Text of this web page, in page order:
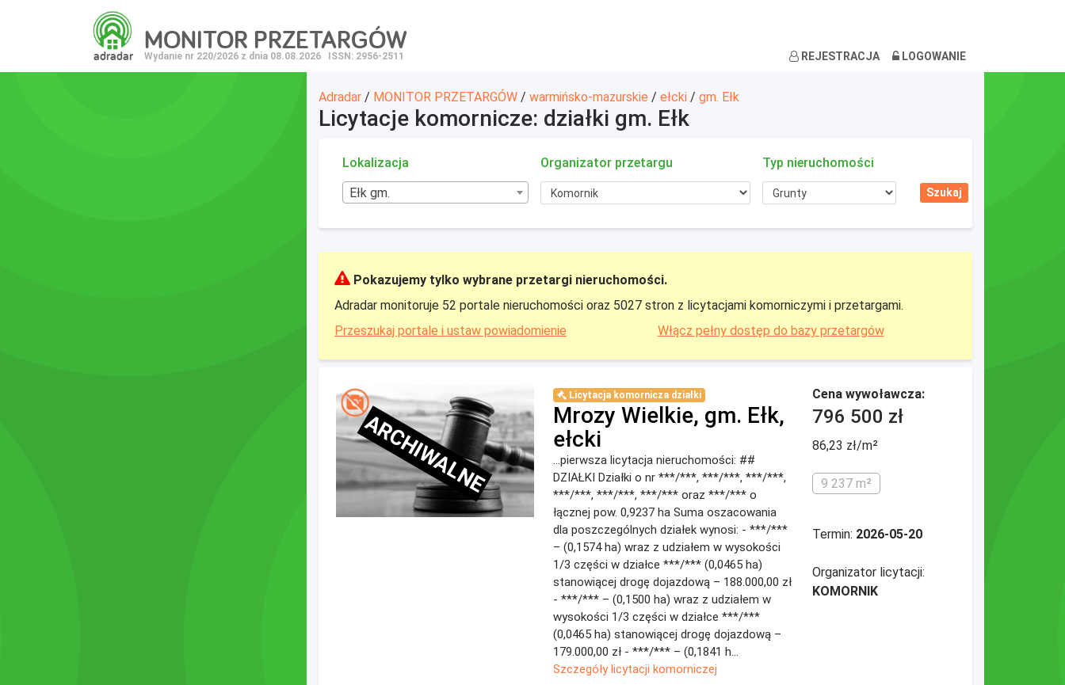
adradar
MONITOR PRZETARGÓW
Wydanie nr 220/2026 z dnia 08.08.2026 ISSN: 2956-2511 REJESTRACJA LOGOWANIE
Adradar / MONITOR PRZETARGÓW / warmińsko-mazurskie / ełcki / gm. Ełk
Licytacje komornicze: działki gm. Ełk
Lokalizacja
Ełk gm.
Organizator przetargu Typ nieruchomości
Pokazujemy tylko wybrane przetargi nieruchomości.
Adradar monitoruje 52 portale nieruchomości oraz 5027 stron z licytacjami komorniczymi i przetargami.
Przeszukaj portale i ustaw powiadomienie
Włącz pełny dostęp do bazy przetargów
ARCHIWALNE
Licytacja komornicza działki
Mrozy Wielkie, gm. Ełk,
ełcki
...pierwsza licytacja nieruchomości: ##
DZIAŁKI Działki o nr ***/***, ***/***, ***/***,
***/***, ***/***, ***/*** oraz ***/*** o
łącznej pow. 0,9237 ha Suma oszacowania
dla poszczególnych działek wynosi: - ***/***
– (0,1574 ha) wraz z udziałem w wysokości
1/3 części w działce ***/*** (0,0465 ha)
stanowiącej drogę dojazdową – 188.000,00 zł
- ***/*** – (0,1500 ha) wraz z udziałem w
wysokości 1/3 części w działce ***/***
(0,0465 ha) stanowiącej drogę dojazdową –
179.000,00 zł - ***/*** – (0,1841 h...
Szczegóły licytacji komorniczej
Cena wywoławcza:
796 500 zł
86,23 zł/m²
9 237 m²
Termin: 2026-05-20
Organizator licytacji:
KOMORNIK